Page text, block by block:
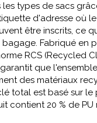
types de sacs
d'adresse où
être inscrits, ce
Fabriqué en
RCS (Recycled
que
des matériaux
total est basé sur
contient 20 % de